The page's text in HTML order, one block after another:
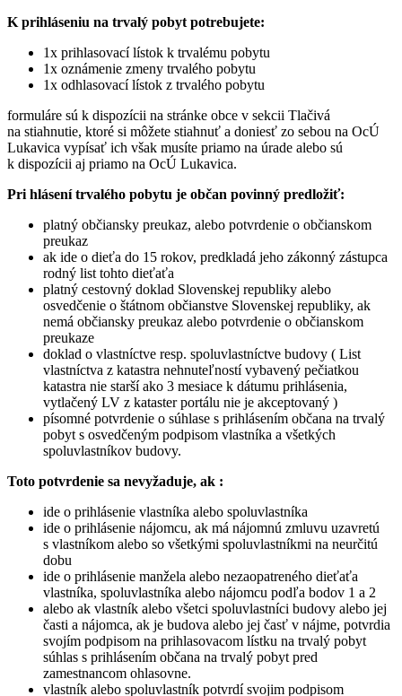
K prihláseniu na trvalý pobyt potrebujete:
1x prihlasovací lístok k trvalému pobytu
1x oznámenie zmeny trvalého pobytu
1x odhlasovací lístok z trvalého pobytu
formuláre sú k dispozícii na stránke obce v sekcii Tlačivá
na stiahnutie, ktoré si môžete stiahnuť a doniesť zo sebou na OcÚ
Lukavica vypísať ich však musíte priamo na úrade alebo sú
k dispozícii aj priamo na OcÚ Lukavica.
Pri hlásení trvalého pobytu je občan povinný predložiť:
platný občiansky preukaz, alebo potvrdenie o občianskom
preukaz
ak ide o dieťa do 15 rokov, predkladá jeho zákonný zástupca
rodný list tohto dieťaťa
platný cestovný doklad Slovenskej republiky alebo
osvedčenie o štátnom občianstve Slovenskej republiky, ak
nemá občiansky preukaz alebo potvrdenie o občianskom
preukaze
doklad o vlastníctve resp. spoluvlastníctve budovy ( List
vlastníctva z katastra nehnuteľností vybavený pečiatkou
katastra nie starší ako 3 mesiace k dátumu prihlásenia,
vytlačený LV z kataster portálu nie je akceptovaný )
písomné potvrdenie o súhlase s prihlásením občana na trvalý
pobyt s osvedčeným podpisom vlastníka a všetkých
spoluvlastníkov budovy.
Toto potvrdenie sa nevyžaduje, ak :
ide o prihlásenie vlastníka alebo spoluvlastníka
ide o prihlásenie nájomcu, ak má nájomnú zmluvu uzavretú
s vlastníkom alebo so všetkými spoluvlastníkmi na neurčitú
dobu
ide o prihlásenie manžela alebo nezaopatreného dieťaťa
vlastníka, spoluvlastníka alebo nájomcu podľa bodov 1 a 2
alebo ak vlastník alebo všetci spoluvlastníci budovy alebo jej
časti a nájomca, ak je budova alebo jej časť v nájme, potvrdia
svojím podpisom na prihlasovacom lístku na trvalý pobyt
súhlas s prihlásením občana na trvalý pobyt pred
zamestnancom ohlasovne.
vlastník alebo spoluvlastník potvrdí svojim podpisom